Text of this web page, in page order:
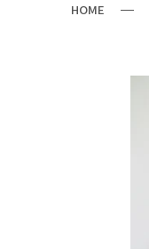
HOME